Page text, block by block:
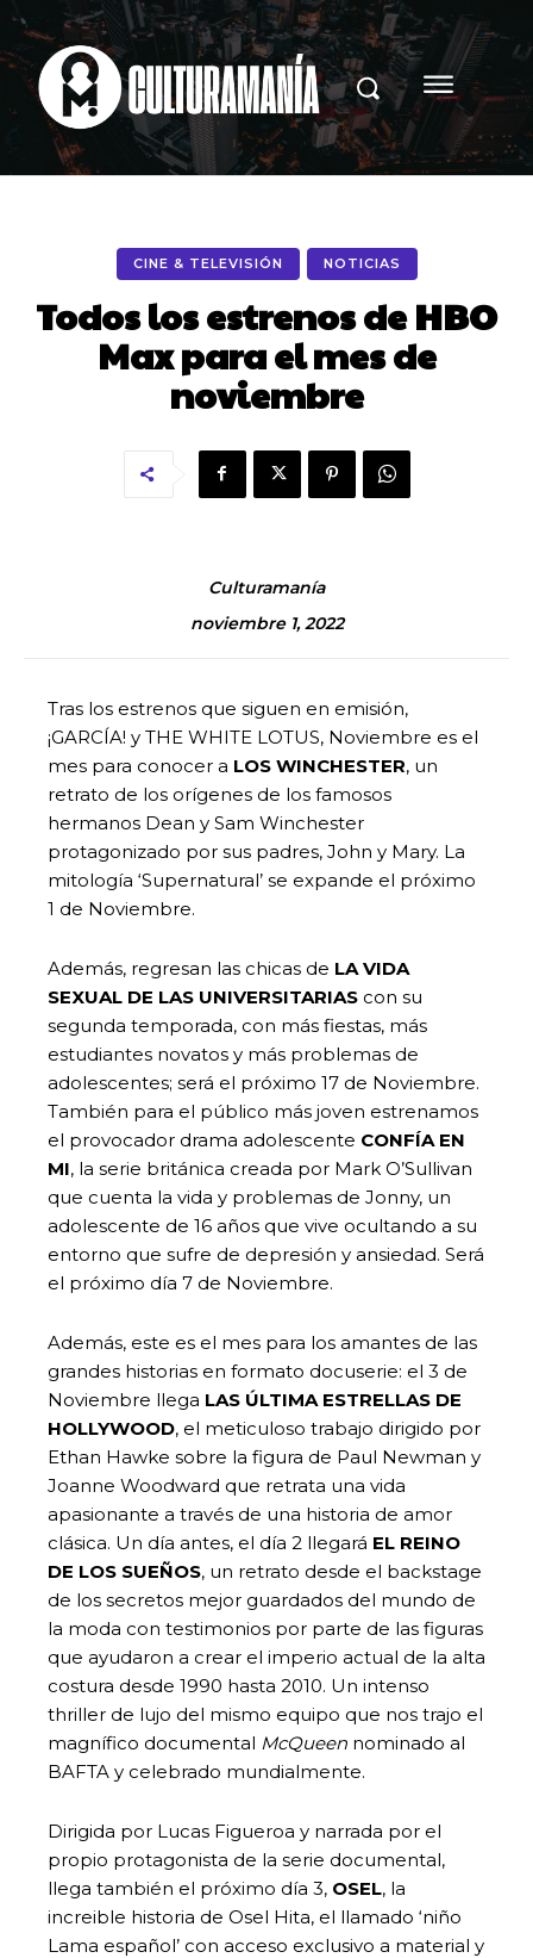
CINE & TELEVISIÓN NOTICIAS
Todos los estrenos de HBO
Max para el mes de
noviembre
Culturamanía
noviembre 1, 2022
Tras los estrenos que siguen en emisión,
¡GARCÍA! y THE WHITE LOTUS, Noviembre es el
mes para conocer a LOS WINCHESTER, un
retrato de los orígenes de los famosos
hermanos Dean y Sam Winchester
protagonizado por sus padres, John y Mary. La
mitología ‘Supernatural’ se expande el próximo
1 de Noviembre.
Además, regresan las chicas de LA VIDA
SEXUAL DE LAS UNIVERSITARIAS con su
segunda temporada, con más fiestas, más
estudiantes novatos y más problemas de
adolescentes; será el próximo 17 de Noviembre.
También para el público más joven estrenamos
el provocador drama adolescente CONFÍA EN
MI, la serie británica creada por Mark O’Sullivan
que cuenta la vida y problemas de Jonny, un
adolescente de 16 años que vive ocultando a su
entorno que sufre de depresión y ansiedad. Será
el próximo día 7 de Noviembre.
Además, este es el mes para los amantes de las
grandes historias en formato docuserie: el 3 de
Noviembre llega LAS ÚLTIMA ESTRELLAS DE
HOLLYWOOD, el meticuloso trabajo dirigido por
Ethan Hawke sobre la figura de Paul Newman y
Joanne Woodward que retrata una vida
apasionante a través de una historia de amor
clásica. Un día antes, el día 2 llegará EL REINO
DE LOS SUEÑOS, un retrato desde el backstage
de los secretos mejor guardados del mundo de
la moda con testimonios por parte de las figuras
que ayudaron a crear el imperio actual de la alta
costura desde 1990 hasta 2010. Un intenso
thriller de lujo del mismo equipo que nos trajo el
magnífico documental McQueen nominado al
BAFTA y celebrado mundialmente.
Dirigida por Lucas Figueroa y narrada por el
propio protagonista de la serie documental,
llega también el próximo día 3, OSEL, la
increible historia de Osel Hita, el llamado ‘niño
Lama español’ con acceso exclusivo a material y